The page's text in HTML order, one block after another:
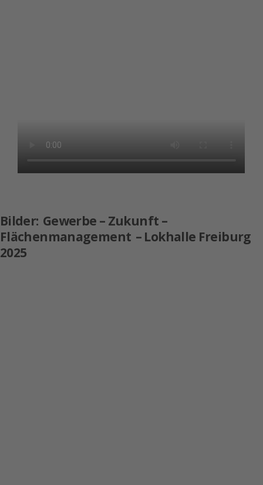
Bilder: Gewerbe – Zukunft –
Flächenmanagement – Lokhalle Freiburg
2025